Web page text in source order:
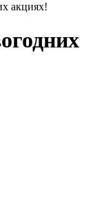
акциях!